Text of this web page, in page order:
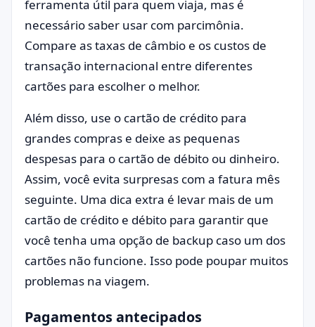
ferramenta útil para quem viaja, mas é
necessário saber usar com parcimônia.
Compare as taxas de câmbio e os custos de
transação internacional entre diferentes
cartões para escolher o melhor.
Além disso, use o cartão de crédito para
grandes compras e deixe as pequenas
despesas para o cartão de débito ou dinheiro.
Assim, você evita surpresas com a fatura mês
seguinte. Uma dica extra é levar mais de um
cartão de crédito e débito para garantir que
você tenha uma opção de backup caso um dos
cartões não funcione. Isso pode poupar muitos
problemas na viagem.
Pagamentos antecipados